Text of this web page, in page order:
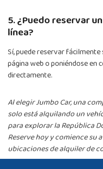
5. ¿Puedo reservar
línea?
Sí, puede reservar
página web o poniéndose
directamente.
Al elegir Jumbo Car, una
solo está alquilando un
para explorar la República
Reserve hoy y comience su
ubicaciones de alquiler de